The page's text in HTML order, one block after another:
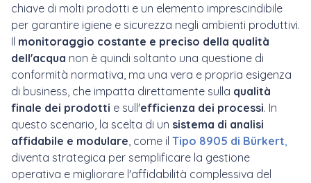
chiave di molti prodotti e un elemento imprescindibile
per garantire igiene e sicurezza negli ambienti produttivi.
Il monitoraggio costante e preciso della qualità
dell'acqua non è quindi soltanto una questione di
conformità normativa, ma una vera e propria esigenza
di business, che impatta direttamente sulla qualità
finale dei prodotti e sull'efficienza dei processi. In
questo scenario, la scelta di un sistema di analisi
affidabile e modulare, come il Tipo 8905 di Bürkert,
diventa strategica per semplificare la gestione
operativa e migliorare l'affidabilità complessiva del